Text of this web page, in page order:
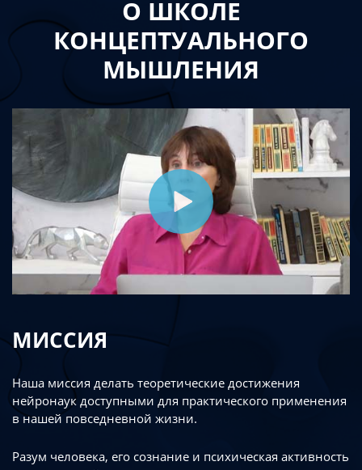
О ШКОЛЕ
КОНЦЕПТУАЛЬНОГО
МЫШЛЕНИЯ
МИССИЯ
Наша миссия делать теоретические достижения
нейронаук доступными для практического применения
в нашей повседневной жизни.
Разум человека, его сознание и психическая активность